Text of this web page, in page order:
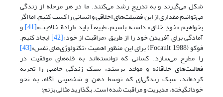
شکل می‌گیرند و به تدریج رشد می‌کنند. ما در هر مرحله از زندگی
می‌توانیم مقداری از این فضیلت‌های اخلاقی و انسانی را کسب کنیم. اما اگر
بخواهیم «خودِ خلاق» داشته باشیم، طبیعتاً باید «ارادة خلاقیت»[41] و
آمادگی برای آفریدن خود را از طریق «مراقبت از خود»[42] ایجاد کنیم.
فوکو (Focault, 1988) برای این منظور اهمیت «تکنولوژی‌های نفس» [43]
را مطرح می‌سازد. کسانی که توانسته‌اند به قله‌های موفقیت در
فعالیت‌های خلاقانه و مولـّد برسند، سبک زندگی خاصی را تجربه
کرده‌اند، سبک زندگی‌ای که توسط ذهن و شخصیتی آگاه، به نحو
خودانگیخته، مدیریت و مراقبت شده است. بگذارید مثالی بزنم: